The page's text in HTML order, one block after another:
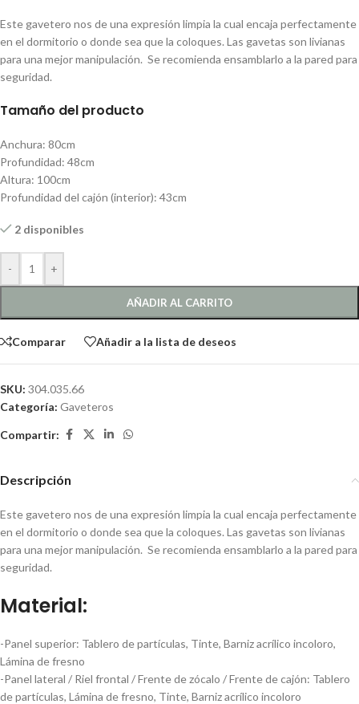
Este gavetero nos de una expresión limpia la cual encaja perfectamente
en el dormitorio o donde sea que la coloques. Las gavetas son livianas
para una mejor manipulación. Se recomienda ensamblarlo a la pared para
seguridad.
Tamaño del producto
Anchura: 80cm
Profundidad: 48cm
Altura: 100cm
Profundidad del cajón (interior): 43cm
2 disponibles
- +
AÑADIR AL CARRITO
Comparar Añadir a la lista de deseos
SKU: 304.035.66
Categoría: Gaveteros
Compartir:
Descripción
Este gavetero nos de una expresión limpia la cual encaja perfectamente
en el dormitorio o donde sea que la coloques. Las gavetas son livianas
para una mejor manipulación. Se recomienda ensamblarlo a la pared para
seguridad.
Material:
-Panel superior: Tablero de partículas, Tinte, Barniz acrílico incoloro,
Lámina de fresno
-Panel lateral / Riel frontal / Frente de zócalo / Frente de cajón: Tablero
de partículas, Lámina de fresno, Tinte, Barniz acrílico incoloro